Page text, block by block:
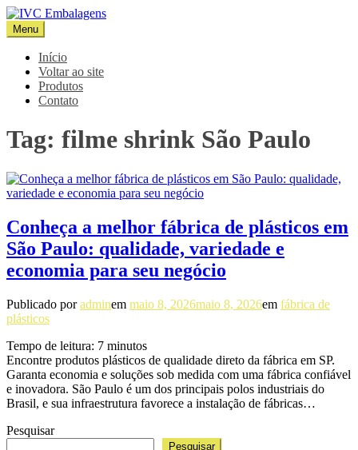
Pular
para
o
conteúdo
IVC Embalagens
Blog IVC
Menu
Início
Voltar ao site
Produtos
Contato
Tag: filme shrink São Paulo
Conheça a melhor fábrica de plásticos em
São Paulo: qualidade, variedade e
economia para seu negócio
Publicado poradminem maio 8, 2026maio 8, 2026em fábrica de
plásticos
Tempo de leitura: 7 minutos
Encontre produtos plásticos de qualidade direto da fábrica em SP.
Garanta economia e soluções sob medida com uma fábrica confiável
e inovadora. São Paulo é um dos principais polos industriais do
Brasil, e sua infraestrutura favorece a instalação de fábricas…
Pesquisar
Pesquisar